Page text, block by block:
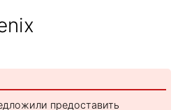
предоставить